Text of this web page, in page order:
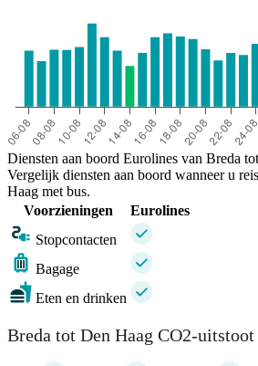
Diensten aan boord Eurolines van Breda
Vergelijk diensten aan boord wanneer u
Haag met bus.
Voorzieningen
Eurolines
Stopcontacten
Bagage
Eten en drinken
Breda tot Den Haag CO2-